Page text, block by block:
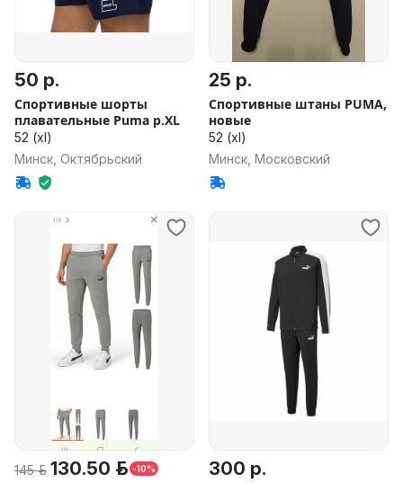
50 р.
Спортивные шорты
плавательные Puma р.XL
52 (xl)
Минск, Октябрьский
25 р.
Спортивные штаны PUMA,
новые
52 (xl)
Минск, Московский
145 р. 130.50 р. -10% 300 р.